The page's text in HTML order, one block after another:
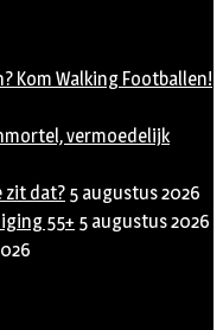
Kom Walking Footballen!
vermoedelijk
zit dat? 5 augustus 2026
55+ 5 augustus 2026